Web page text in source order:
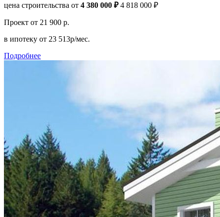
цена строительства от 4 380 000 ₽ 4 818 000 ₽
Проект от 21 900 р.
в ипотеку от 23 513р/мес.
Подробнее